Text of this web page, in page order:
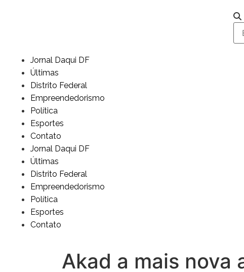
Jornal Daqui DF
Últimas
Distrito Federal
Empreendedorismo
Política
Esportes
Contato
Jornal Daqui DF
Últimas
Distrito Federal
Empreendedorismo
Política
Esportes
Contato
Akad a mais nova